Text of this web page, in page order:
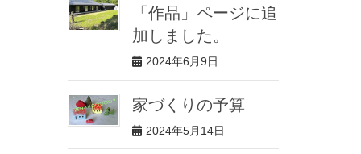
「作品」ページに追
加しました。
2024年6月9日
家づくりの予算
2024年5月14日